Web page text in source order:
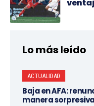
Lo más leído
ACTUALIDAD
Baja en AFA:
manera sorpresiva